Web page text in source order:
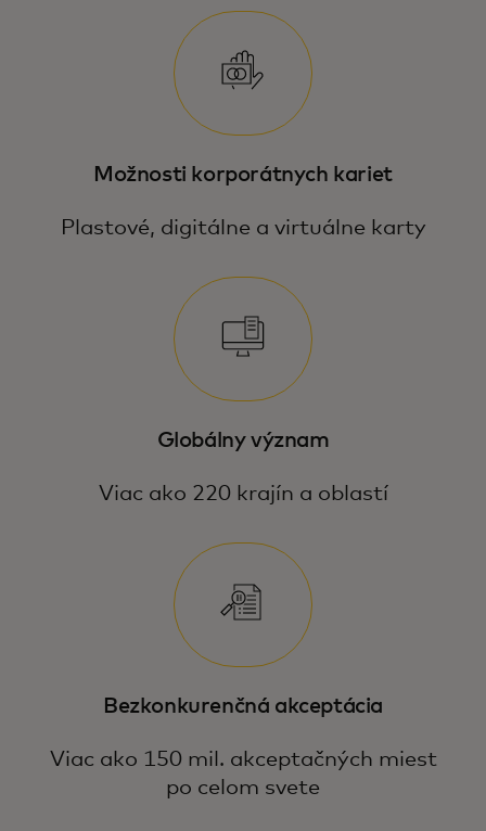
Možnosti korporátnych kariet
Plastové, digitálne a virtuálne karty
Globálny význam
Viac ako 220 krajín a oblastí
Bezkonkurenčná akceptácia
Viac ako 150 mil. akceptačných miest
po celom svete